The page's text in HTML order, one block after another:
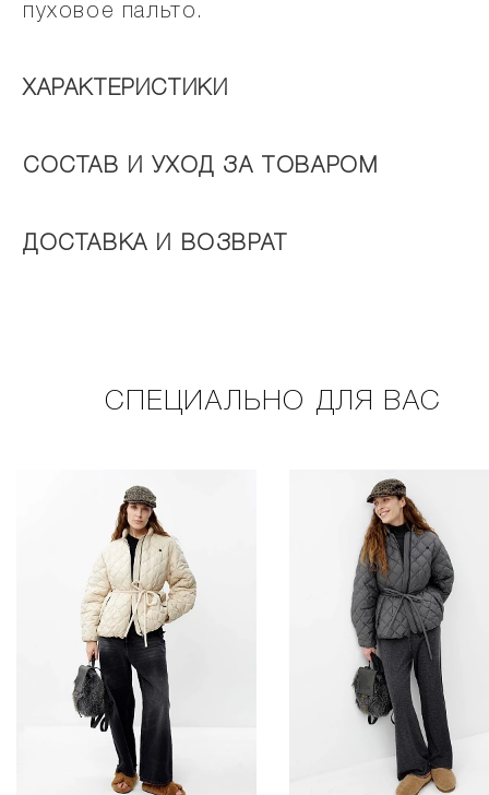
пуховое пальто.
ХАРАКТЕРИСТИКИ
СОСТАВ И УХОД ЗА ТОВАРОМ
ДОСТАВКА И ВОЗВРАТ
СПЕЦИАЛЬНО ДЛЯ ВАС